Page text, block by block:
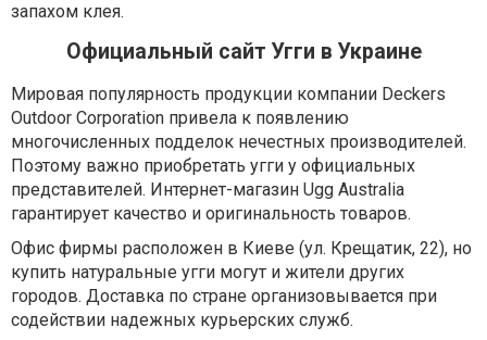
запахом клея.
Официальный сайт Угги в Украине
Мировая популярность продукции компании Deckers
Outdoor Corporation привела к появлению
многочисленных подделок нечестных производителей.
Поэтому важно приобретать угги у официальных
представителей. Интернет-магазин Ugg Australia
гарантирует качество и оригинальность товаров.
Офис фирмы расположен в Киеве (ул. Крещатик, 22), но
купить натуральные угги могут и жители других
городов. Доставка по стране организовывается при
содействии надежных курьерских служб.